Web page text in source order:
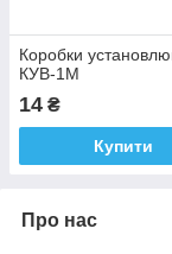
Коробки
КУВ-1М
14 ₴
Купити
Про нас